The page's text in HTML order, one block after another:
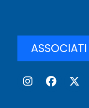
ASSOCIATI